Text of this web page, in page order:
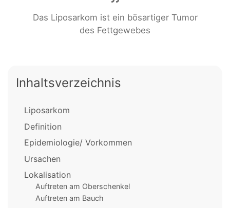
Das Liposarkom ist ein bösartiger Tumor
des Fettgewebes
Inhaltsverzeichnis
Liposarkom
Definition
Epidemiologie/ Vorkommen
Ursachen
Lokalisation
Auftreten am Oberschenkel
Auftreten am Bauch